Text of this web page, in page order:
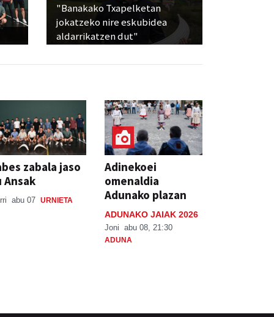
"Banakako Txapelketan
jokatzeko nire eskubidea
aldarrikatzen dut"
zabala jaso
Ansak
abu 07 URNIETA
Adinekoei
omenaldia
Adunako plazan
ADUNAKO JAIAK 2026
Joni abu 08, 21:30
ADUNA